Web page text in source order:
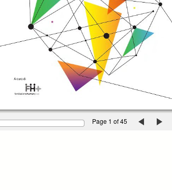
Page 1 of 45